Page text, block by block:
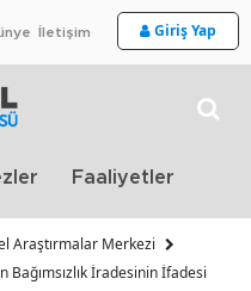
İletişim Giriş Yap
Faaliyetler
Araştırmalar Merkezi
İradesinin İfadesi